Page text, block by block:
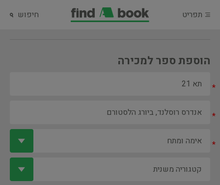
תפריט חיפוש
הוספת ספר למכירה
*
*
*